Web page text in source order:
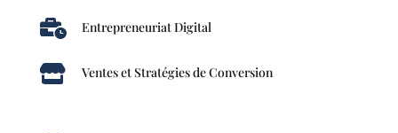
 Entrepreneuriat Digital
 Ventes et Stratégies de Conversion